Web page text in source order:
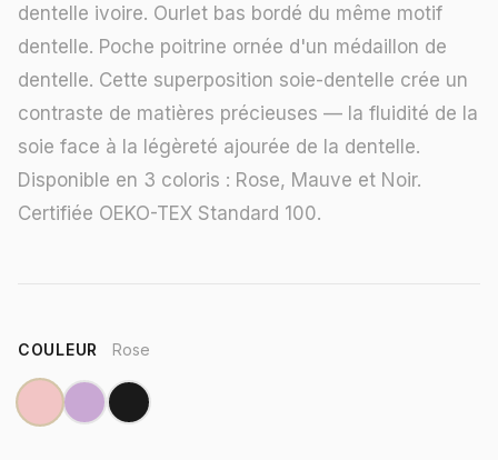
dentelle ivoire. Ourlet bas bordé du même motif
dentelle. Poche poitrine ornée d'un médaillon de
dentelle. Cette superposition soie-dentelle crée un
contraste de matières précieuses — la fluidité de la
soie face à la légèreté ajourée de la dentelle.
Disponible en 3 coloris : Rose, Mauve et Noir.
Certifiée OEKO-TEX Standard 100.
COULEUR Rose